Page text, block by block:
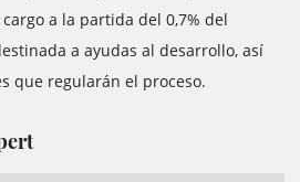
a la partida del 0,7% del
a ayudas al desarrollo, así
que regularán el proceso.